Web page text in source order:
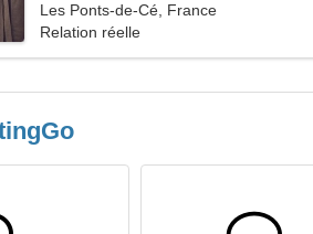
Les Ponts-de-Cé, France
Relation réelle